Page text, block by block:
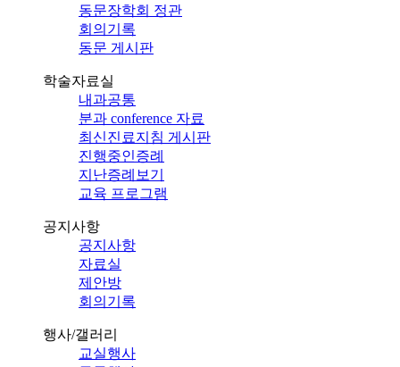
동문장학회 정관
회의기록
동문 게시판
학술자료실
내과공통
분과 conference 자료
최신진료지침 게시판
진행중인증례
지난증례보기
교육 프로그램
공지사항
공지사항
자료실
제안방
회의기록
행사/갤러리
교실행사